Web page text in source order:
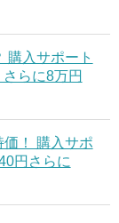
購入サポート
らに8万円
価！ 購入サポ
円さらに